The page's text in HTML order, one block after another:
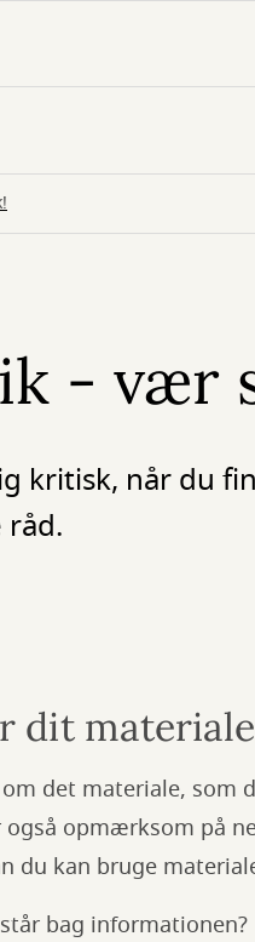
- vær
kritisk, når du
råd.
dit materiale
det materiale, som
opmærksom på
du kan bruge
bag informationen?